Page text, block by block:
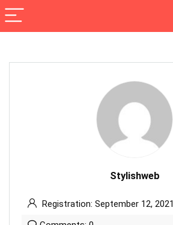
Stylishweb
Registration: September 12, 2021